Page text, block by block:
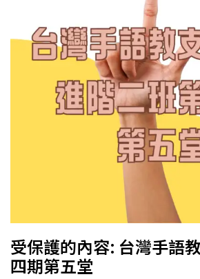
受保護的內容: 台灣手語
四期第五堂